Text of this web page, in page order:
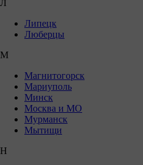
Л
Липецк
Люберцы
М
Магнитогорск
Мариуполь
Минск
Москва и МО
Мурманск
Мытищи
Н